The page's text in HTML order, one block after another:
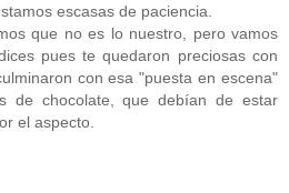
escasas de paciencia.
que no es lo nuestro, pero vamos
pues te quedaron preciosas con
con esa "puesta en escena"
de chocolate, que debían de estar
el aspecto.